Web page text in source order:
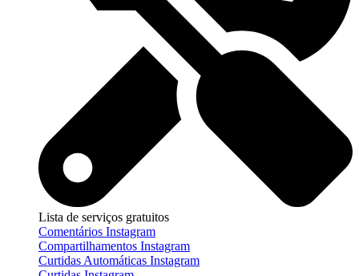
Lista de serviços gratuitos
Comentários Instagram
Compartilhamentos Instagram
Curtidas Automáticas Instagram